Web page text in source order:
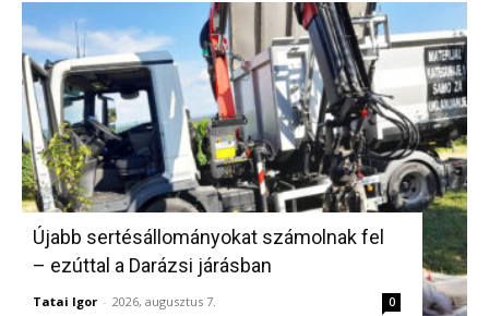
Újabb sertésállományokat számolnak fel
– ezúttal a Darázsi járásban
Tatai Igor - 2026, augusztus 7. 0